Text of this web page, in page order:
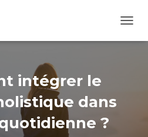
U
intégrer le
dans
?